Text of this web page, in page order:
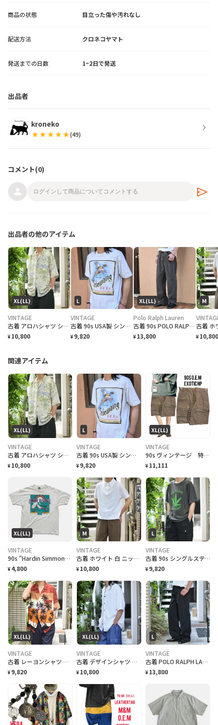
商品の状態 目立った傷や汚れなし
配送方法 クロネコヤマト
発送までの日数 1~2日で発送
出品者
kroneko
star star star star star(49) chevron_right
コメント(0)
send
出品者の他のアイテム
XL(LL)
VINTAGE
古着 アロハシャツ シルクシャツ レーヨンシャツ 柄シャツ 総柄シャツ
¥ 10,800
L
VINTAGE
古着 90s USA製 シングルステッチ ビール プロモーション Tシャツ
¥ 9,820
XL(LL)
Polo Ralph Lauren
古着 90s POLO RALPH LAUREN 先染め ブラックデニム デニム
¥ 13,800
M
¥ 10,800
関連アイテム
XL(LL)
VINTAGE
古着 アロハシャツ シルクシャツ レーヨンシャツ 柄シャツ 総柄シャツ
¥ 10,800
L
VINTAGE
古着 90s USA製 シングルステッチ ビール プロモーション Tシャツ
¥ 9,820
XL(LL)
VINTAGE
90s ヴィンテージ 特注 OEM激レア ハーフパンツ 総柄 美品
¥ 11,111
XL(LL)
VINTAGE
90s "Hardin Simmons University Cowboy Baseball" T-Shirt ハーディン シモンズ大学 カウボーイズベースボール Tシャツ [XL]
¥ 4,800
M
VINTAGE
古着 ホワイト 白 ニットポロ ポロシャツ 半袖ポロシャツ プルオーバー
¥ 10,800
L
VINTAGE
古着 90s シングルステッチ 大麻合法化運動 プリントTシャツ フェード
¥ 9,820
XL(LL)
VINTAGE
古着 レーヨンシャツ アロハシャツ 夕日 半袖シャツ オープンカラーシャツ
¥ 9,820
XL(LL)
VINTAGE
古着 デザインシャツ ニットシャツ 半袖シャツ ホワイト 白 シャツ
¥ 10,800
L
VINTAGE
古着 POLO RALPH LAUREN 黒 チノパン チノ ストレート
¥ 13,800